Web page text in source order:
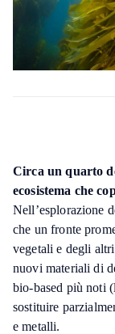
Circa un quarto
ecosistema che
Nell’esplorazione
che un fronte
vegetali e degli
nuovi materiali di
bio-based più noti
sostituire
e metalli.